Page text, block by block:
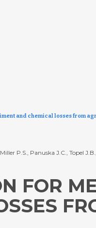
and chemical losses from
P.S., Panuska J.C., Topel
FOR